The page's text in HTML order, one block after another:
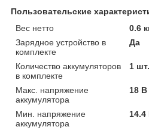
Пользовательские
Вес нетто
0.6
Зарядное устройство в
комплекте
Да
Количество аккумуляторов
в комплекте
1 шт.
Макс. напряжение
аккумулятора
18 В
Мин. напряжение
аккумулятора
14.4